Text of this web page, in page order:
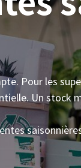
Pour les
Un stock